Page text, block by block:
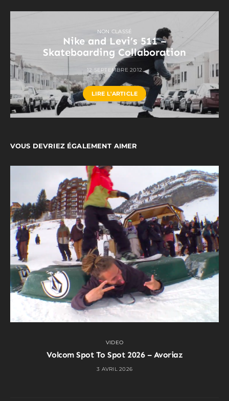
NON CLASSÉ
Nike and Levi’s 511 –
Skateboarding Collaboration
12 SEPTEMBRE 2012
LIRE L'ARTICLE
VOUS DEVRIEZ ÉGALEMENT AIMER
VIDEO
Volcom Spot To Spot 2026 – Avoriaz
3 AVRIL 2026